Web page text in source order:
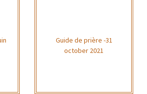
Guide de prière -31
october 2021